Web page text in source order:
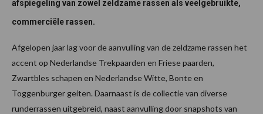
afspiegeling van zowel zeldzame rassen als veelgebruikte,
commerciële rassen.
Afgelopen jaar lag voor de aanvulling van de zeldzame rassen het
accent op Nederlandse Trekpaarden en Friese paarden,
Zwartbles schapen en Nederlandse Witte, Bonte en
Toggenburger geiten. Daarnaast is de collectie van diverse
runderrassen uitgebreid, naast aanvulling door snapshots van